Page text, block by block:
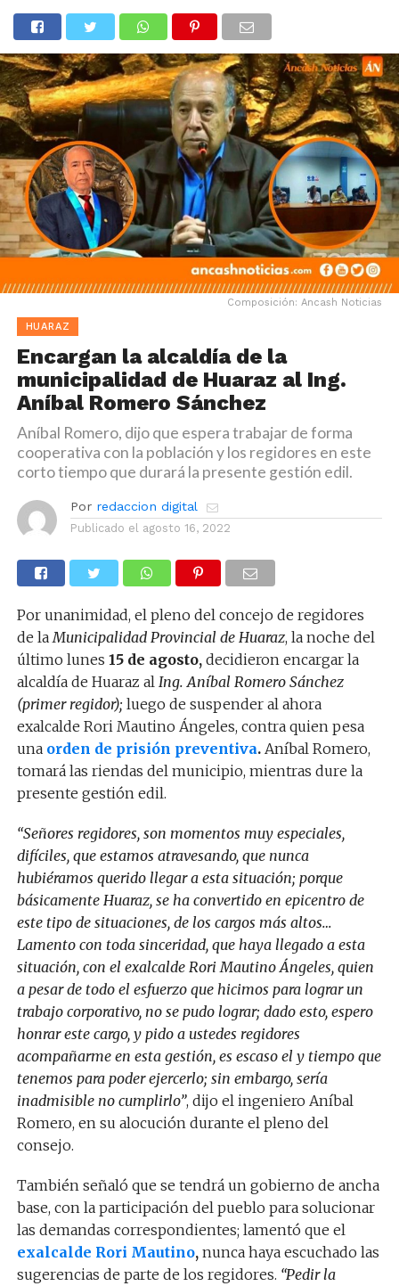
Composición: Ancash Noticias
HUARAZ
Encargan la alcaldía de la
municipalidad de Huaraz al Ing.
Aníbal Romero Sánchez
Aníbal Romero, dijo que espera trabajar de forma
cooperativa con la población y los regidores en este
corto tiempo que durará la presente gestión edil.
Por redaccion digital
Publicado el agosto 16, 2022
Por unanimidad, el pleno del concejo de regidores
de laMunicipalidad Provincial de Huaraz, la noche del
último lunes 15 de agosto, decidieron encargar la
alcaldía de Huaraz al Ing. Aníbal Romero Sánchez
(primer regidor); luego de suspender al ahora
exalcalde Rori Mautino Ángeles, contra quien pesa
una orden de prisión preventiva. Aníbal Romero,
tomará las riendas del municipio, mientras dure la
presente gestión edil.
“Señores regidores, son momentos muy especiales,
difíciles, que estamos atravesando, que nunca
hubiéramos querido llegar a esta situación; porque
básicamente Huaraz, se ha convertido en epicentro de
este tipo de situaciones, de los cargos más altos…
Lamento con toda sinceridad, que haya llegado a esta
situación, con el exalcalde Rori Mautino Ángeles, quien
a pesar de todo el esfuerzo que hicimos para lograr un
trabajo corporativo, no se pudo lograr; dado esto, espero
honrar este cargo, y pido a ustedes regidores
acompañarme en esta gestión, es escaso el y tiempo que
tenemos para poder ejercerlo; sin embargo, sería
inadmisible no cumplirlo”, dijo el ingeniero Aníbal
Romero, en su alocución durante el pleno del
consejo.
También señaló que se tendrá un gobierno de ancha
base, con la participación del pueblo para solucionar
las demandas correspondientes; lamentó que el
exalcalde Rori Mautino, nunca haya escuchado las
sugerencias de parte de los regidores. “Pedir la